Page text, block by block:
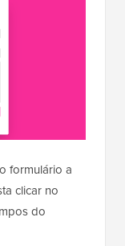
formulário a
clicar no
do